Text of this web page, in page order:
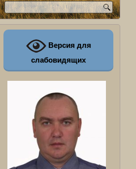
Версия для
слабовидящих